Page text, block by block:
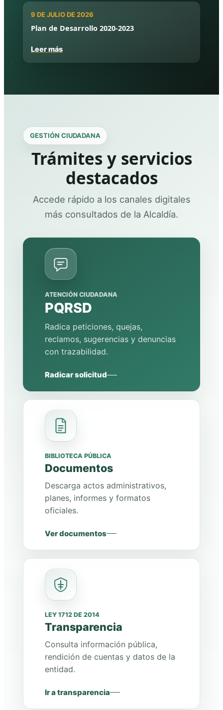
9 DE JULIO DE 2026
Plan de Desarrollo 2020-2023
Leer más
GESTIÓN CIUDADANA
Trámites y servicios
destacados
Accede rápido a los canales digitales
más consultados de la Alcaldía.
ATENCIÓN CIUDADANA
PQRSD
Radica peticiones, quejas,
reclamos, sugerencias y denuncias
con trazabilidad.
Radicar solicitud
BIBLIOTECA PÚBLICA
Documentos
Descarga actos administrativos,
planes, informes y formatos
oficiales.
Ver documentos
LEY 1712 DE 2014
Transparencia
Consulta información pública,
rendición de cuentas y datos de la
entidad.
Ir a transparencia